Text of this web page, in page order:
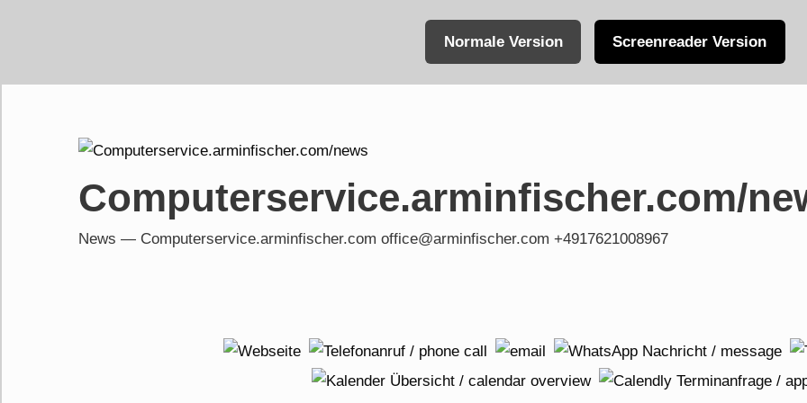
Normale Version Screenreader Version
content
Computerservice.arminfischer.com/
News — Computerservice.arminfischer.com office@arminfischer.com +4917621008967